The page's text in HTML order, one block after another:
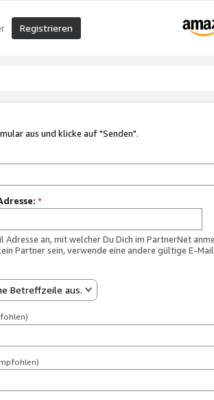
Registrieren
aus und klicke auf "Senden".
*
Adresse an, mit welcher Du Dich im PartnerNet
Partner sein, verwende eine andere gültige E-
Betreffzeile aus.